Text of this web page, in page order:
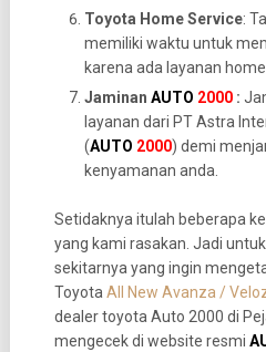
Toyota Home Service:
memiliki waktu untuk
karena ada layanan
Jaminan AUTO 2000:
layanan dari PT Astra
(AUTO 2000) demi
kenyamanan anda.
Setidaknya itulah beberapa
yang kami rasakan. Jadi
sekitarnya yang ingin
ToyotaAll New Avanza /
dealer toyota Auto 2000 di
mengecek di website resmi